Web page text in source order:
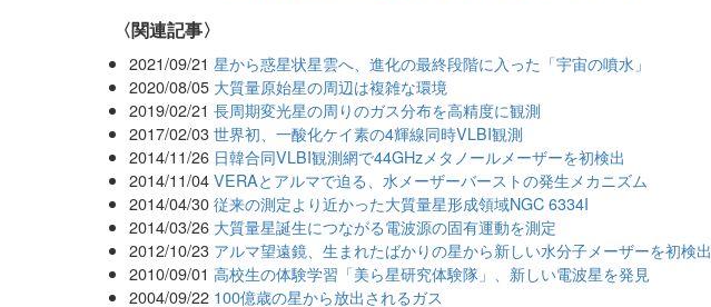
関連記事
2021/09/21 星から惑星状星雲へ、進化の最終段階に入った「宇宙の噴水」
2020/08/05 大質量原始星の周辺は複雑な環境
2019/02/21 長周期変光星の周りのガス分布を高精度に観測
2017/02/03 世界初、一酸化ケイ素の4輝線同時VLBI観測
2014/11/26 日韓合同VLBI観測網で44GHzメタノールメーザーを初検出
2014/11/04 VERAとアルマで迫る、水メーザーバーストの発生メカニズム
2014/04/30 従来の測定より近かった大質量星形成領域NGC 6334I
2014/03/26 大質量星誕生につながる電波源の固有運動を測定
2012/10/23 アルマ望遠鏡、生まれたばかりの星から新しい水分子メーザーを初検出
2010/09/01 高校生の体験学習「美ら星研究体験隊」、新しい電波星を発見
2004/09/22 100億歳の星から放出されるガス